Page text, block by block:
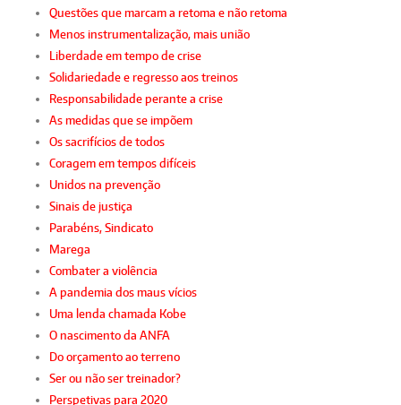
Questões que marcam a retoma e não retoma
Menos instrumentalização, mais união
Liberdade em tempo de crise
Solidariedade e regresso aos treinos
Responsabilidade perante a crise
As medidas que se impõem
Os sacrifícios de todos
Coragem em tempos difíceis
Unidos na prevenção
Sinais de justiça
Parabéns, Sindicato
Marega
Combater a violência
A pandemia dos maus vícios
Uma lenda chamada Kobe
O nascimento da ANFA
Do orçamento ao terreno
Ser ou não ser treinador?
Perspetivas para 2020